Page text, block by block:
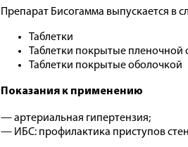
Препарат Бисогамма выпускается в
Таблетки
Таблетки покрытые пленочной
Таблетки покрытые оболочкой
Показания к применению
— артериальная гипертензия;
— ИБС: профилактика приступов